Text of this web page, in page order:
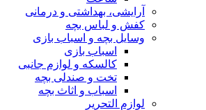
آرایشی، بهداشتی و درمانی
کفش و لباس بچه
وسایل بچه و اسباب بازی
اسباب بازی
کالسکه و لوازم جانبی
تخت و صندلی بچه
اسباب و اثاث بچه
لوازم التحریر